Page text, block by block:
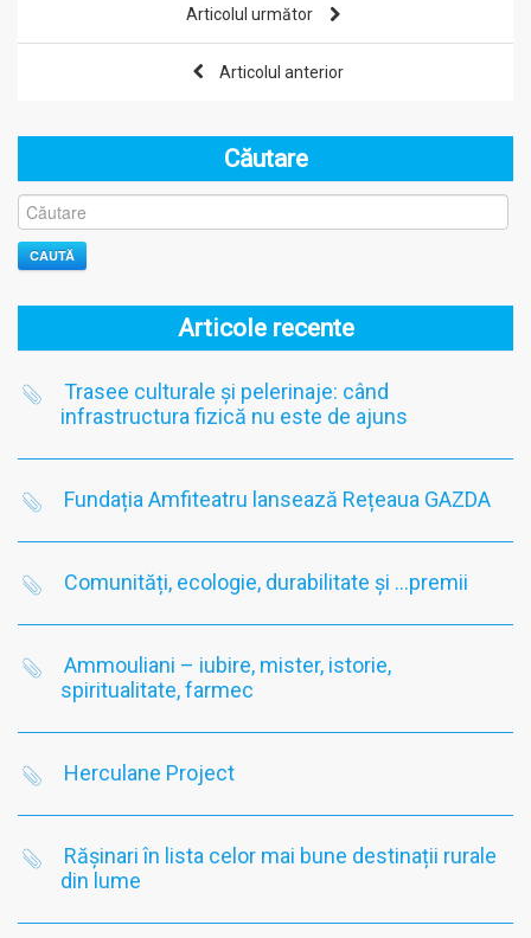
Articolul următor
Articolul anterior
Căutare
CAUTĂ
Articole recente
Trasee culturale și pelerinaje: când
infrastructura fizică nu este de ajuns
Fundația Amfiteatru lansează Rețeaua GAZDA
Comunități, ecologie, durabilitate și …premii
Ammouliani – iubire, mister, istorie,
spiritualitate, farmec
Herculane Project
Rășinari în lista celor mai bune destinații rurale
din lume